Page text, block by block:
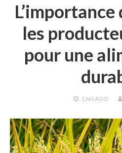
les
pour une
1 AN AGO